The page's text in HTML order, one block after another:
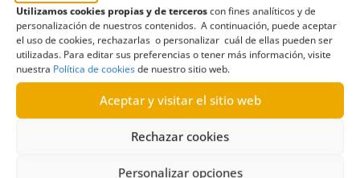
Utilizamos cookies propias y de terceroscon fines analíticos y de
personalización de nuestros contenidos. A continuación, puede aceptar
el uso de cookies, rechazarlas o personalizar cuál de ellas pueden ser
utilizadas. Para editar sus preferencias o tener más información, visite
nuestra Política de cookiesde nuestro sitio web.
Aceptar y visitar el sitio web
Rechazar cookies
Personalizar opciones